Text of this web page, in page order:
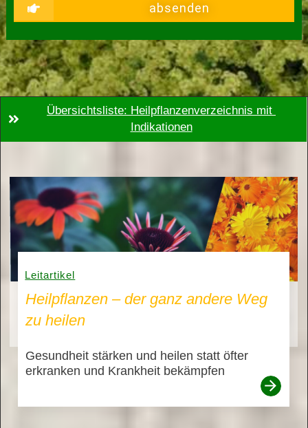
absenden
Übersichtsliste: Heilpflanzenverzeichnis mit
Indikationen
Leitartikel
Heilpflanzen – der ganz andere Weg
zu heilen
Gesundheit stärken und heilen statt öfter
erkranken und Krankheit bekämpfen